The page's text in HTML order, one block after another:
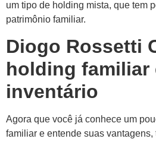
um tipo de holding mista, que tem
patrimônio familiar.
Diogo Rossetti
holding familiar
inventário
Agora que você já conhece um
familiar e entende suas